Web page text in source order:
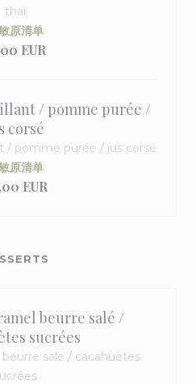
thaï
原清单
EUR
/ pomme purée /
corsé
/ pomme purée / jus corsé
原清单
EUR
beurre salé /
sucrées
salé / cacahuètes